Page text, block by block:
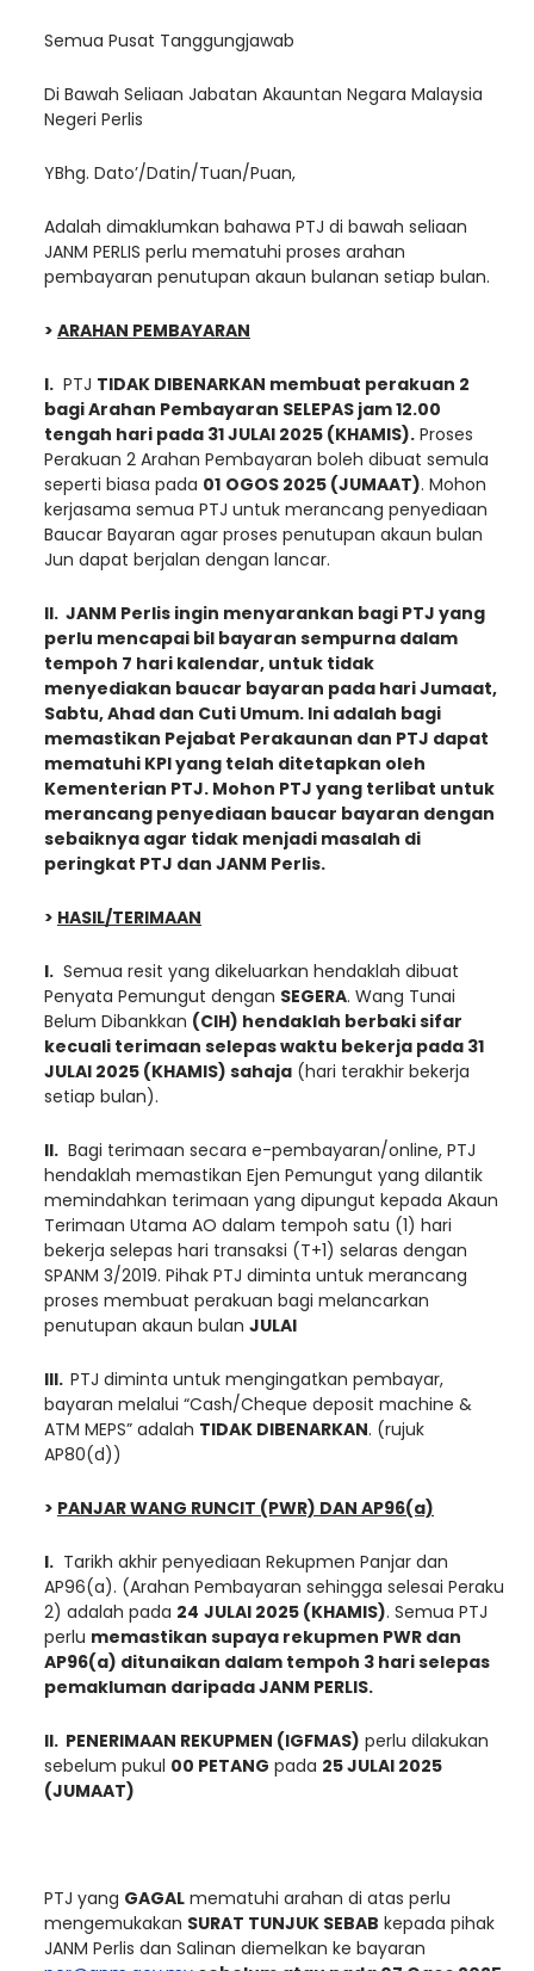
Semua Pusat Tanggungjawab
Di Bawah Seliaan Jabatan Akauntan Negara Malaysia
Negeri Perlis
YBhg. Dato’/Datin/Tuan/Puan,
Adalah dimaklumkan bahawa PTJ di bawah seliaan
JANM PERLIS perlu mematuhi proses arahan
pembayaran penutupan akaun bulanan setiap bulan.
> ARAHAN PEMBAYARAN
I. PTJ TIDAK DIBENARKAN membuat perakuan 2
bagi Arahan Pembayaran SELEPAS jam 12.00
tengah hari pada 31JULAI 2025 (KHAMIS). Proses
Perakuan 2 Arahan Pembayaran boleh dibuat semula
seperti biasa pada 01 OGOS 2025 (JUMAAT). Mohon
kerjasama semua PTJ untuk merancang penyediaan
Baucar Bayaran agar proses penutupan akaun bulan
Jun dapat berjalan dengan lancar.
II. JANM Perlis ingin menyarankan bagi PTJ yang
perlu mencapai bil bayaran sempurna dalam
tempoh 7 hari kalendar, untuk tidak
menyediakan baucar bayaran pada hariJumaat,
Sabtu, Ahad dan Cuti Umum. Ini adalah bagi
memastikan Pejabat Perakaunan dan PTJ dapat
mematuhi KPI yang telah ditetapkan oleh
Kementerian PTJ. Mohon PTJ yang terlibat untuk
merancang penyediaan baucar bayaran dengan
sebaiknya agar tidak menjadi masalah di
peringkat PTJ dan JANM Perlis.
> HASIL/TERIMAAN
I. Semua resit yang dikeluarkan hendaklah dibuat
Penyata Pemungut dengan SEGERA. Wang Tunai
Belum Dibankkan (CIH) hendaklah berbaki sifar
kecuali terimaan selepas waktu bekerja pada 31
JULAI 2025 (KHAMIS) sahaja (hari terakhir bekerja
setiap bulan).
II. Bagi terimaan secara e-pembayaran/online, PTJ
hendaklah memastikan Ejen Pemungut yang dilantik
memindahkan terimaan yang dipungut kepada Akaun
Terimaan Utama AO dalam tempoh satu (1) hari
bekerja selepas hari transaksi (T+1) selaras dengan
SPANM 3/2019. Pihak PTJ diminta untuk merancang
proses membuat perakuan bagi melancarkan
penutupan akaun bulan JULAI
III. PTJ diminta untuk mengingatkan pembayar,
bayaran melalui “Cash/Cheque deposit machine &
ATM MEPS” adalah TIDAK DIBENARKAN. (rujuk
AP80(d))
> PANJAR WANG RUNCIT (PWR) DAN AP96(a)
I. Tarikh akhir penyediaan Rekupmen Panjar dan
AP96(a). (Arahan Pembayaran sehingga selesai Peraku
2) adalah pada 24 JULAI 2025 (KHAMIS). Semua PTJ
perlu memastikan supaya rekupmen PWR dan
AP96(a) ditunaikan dalam tempoh 3 hari selepas
pemakluman daripada JANM PERLIS.
II. PENERIMAAN REKUPMEN (IGFMAS) perlu dilakukan
sebelum pukul 00 PETANG pada 25 JULAI 2025
(JUMAAT)
PTJ yang GAGAL mematuhi arahan di atas perlu
mengemukakan SURAT TUNJUK SEBAB kepada pihak
JANM Perlis dan Salinan diemelkan ke bayaran